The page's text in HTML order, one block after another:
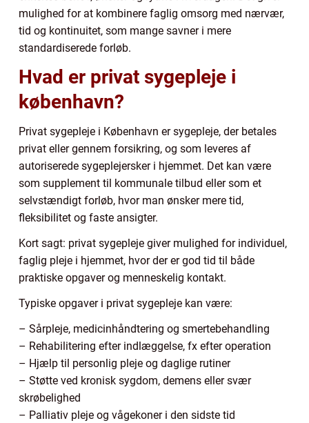
mulighed for at kombinere faglig omsorg med nærvær,
tid og kontinuitet, som mange savner i mere
standardiserede forløb.
Hvad er privat sygepleje i
københavn?
Privat sygepleje i København er sygepleje, der betales
privat eller gennem forsikring, og som leveres af
autoriserede sygeplejersker i hjemmet. Det kan være
som supplement til kommunale tilbud eller som et
selvstændigt forløb, hvor man ønsker mere tid,
fleksibilitet og faste ansigter.
Kort sagt: privat sygepleje giver mulighed for individuel,
faglig pleje i hjemmet, hvor der er god tid til både
praktiske opgaver og menneskelig kontakt.
Typiske opgaver i privat sygepleje kan være:
– Sårpleje, medicinhåndtering og smertebehandling
– Rehabilitering efter indlæggelse, fx efter operation
– Hjælp til personlig pleje og daglige rutiner
– Støtte ved kronisk sygdom, demens eller svær
skrøbelighed
– Palliativ pleje og vågekoner i den sidste tid